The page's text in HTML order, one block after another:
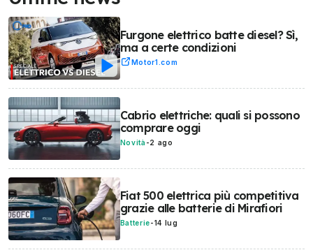
Furgone elettrico batte diesel? Sì,
ma a certe condizioni
Motor1.com
Cabrio elettriche: quali si possono
comprare oggi
Novità -2 ago
Fiat 500 elettrica più competitiva
grazie alle batterie di Mirafiori
Batterie-14 lug